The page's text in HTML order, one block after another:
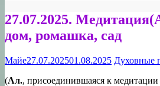
27.07.2025.
дом, ромашка, сад
Майе27.07.202501.08.2025 Духовные
(Ал., присоединившаяся к медитации